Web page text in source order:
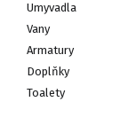
Umyvadla
Vany
Armatury
Doplňky
Toalety